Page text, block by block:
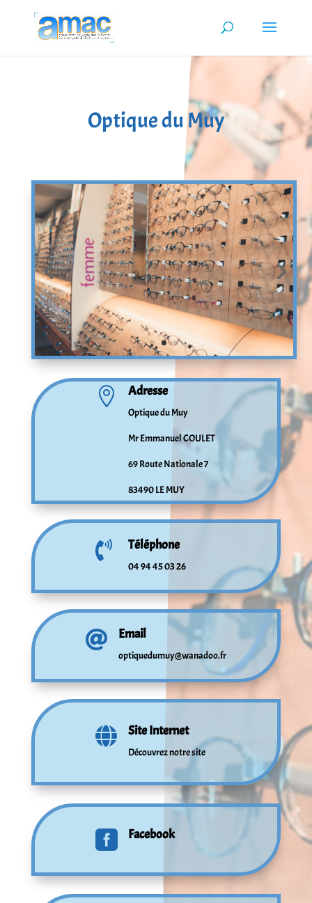
Optique du Muy
 Adresse
Optique du Muy
Mr Emmanuel COULET
69 Route Nationale 7
83490 LE MUY
 Téléphone
04 94 45 03 26
 Email
optiquedumuy@wanadoo.fr
 Site Internet
Découvrez notre site
 Facebook